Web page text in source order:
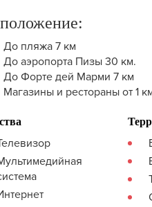
До пляжа 7 км
До аэропорта Пизы 30 км.
До Форте дей Марми 7 км
Магазины и рестораны от 1